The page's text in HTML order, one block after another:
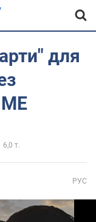
для
6,0 т.
РУС